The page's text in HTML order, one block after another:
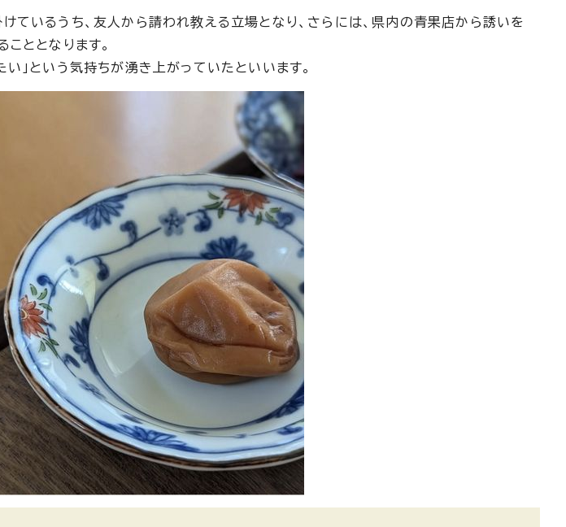
ているうち、友人から請われ教える立場となり、さらには、県内の青果店から誘いを
ととなります。
」という気持ちが湧き上がっていたといいます。